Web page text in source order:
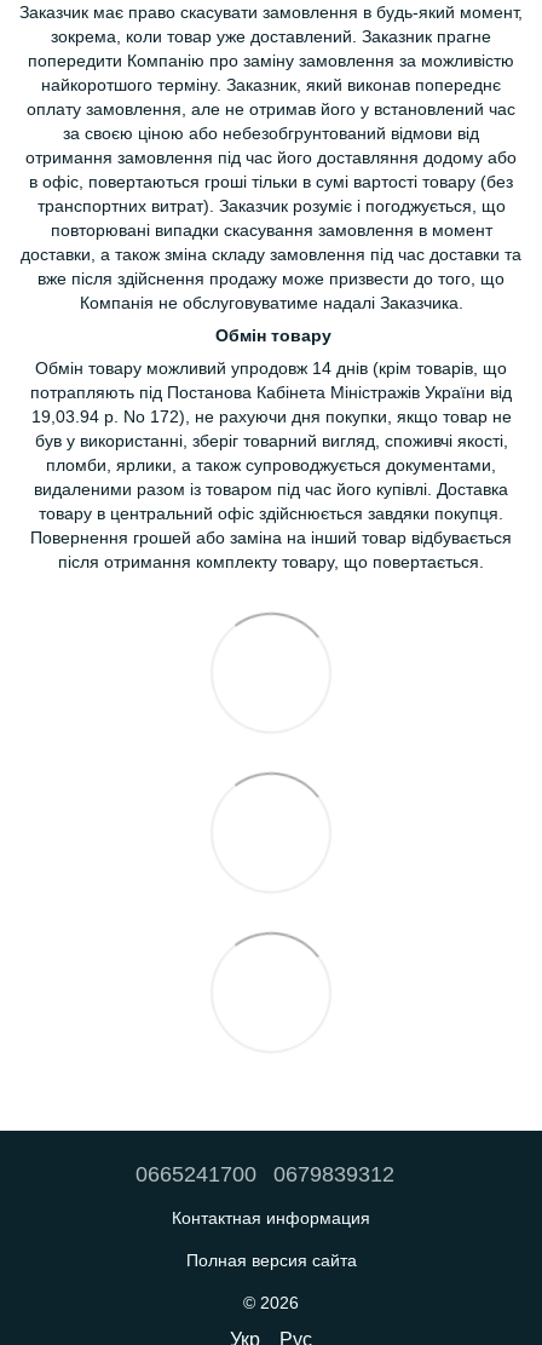
Заказчик має право скасувати замовлення в будь-який момент,
зокрема, коли товар уже доставлений. Заказник прагне
попередити Компанію про заміну замовлення за можливістю
найкоротшого терміну. Заказник, який виконав попереднє
оплату замовлення, але не отримав його у встановлений час
за своєю ціною або небезобгрунтований відмови від
отримання замовлення під час його доставляння додому або
в офіс, повертаються гроші тільки в сумі вартості товару (без
транспортних витрат). Заказчик розуміє і погоджується, що
повторювані випадки скасування замовлення в момент
доставки, а також зміна складу замовлення під час доставки та
вже після здійснення продажу може призвести до того, що
Компанія не обслуговуватиме надалі Заказчика.
Обмін товару
Обмін товару можливий упродовж 14 днів (крім товарів, що
потрапляють під Постанова Кабінета Міністражів України від
19,03.94 р. No 172), не рахуючи дня покупки, якщо товар не
був у використанні, зберіг товарний вигляд, споживчі якості,
пломби, ярлики, а також супроводжується документами,
видаленими разом із товаром під час його купівлі. Доставка
товару в центральний офіс здійснюється завдяки покупця.
Повернення грошей або заміна на інший товар відбувається
після отримання комплекту товару, що повертається.
0665241700 0679839312
Контактная информация
Полная версия сайта
© 2026
Укр Рус